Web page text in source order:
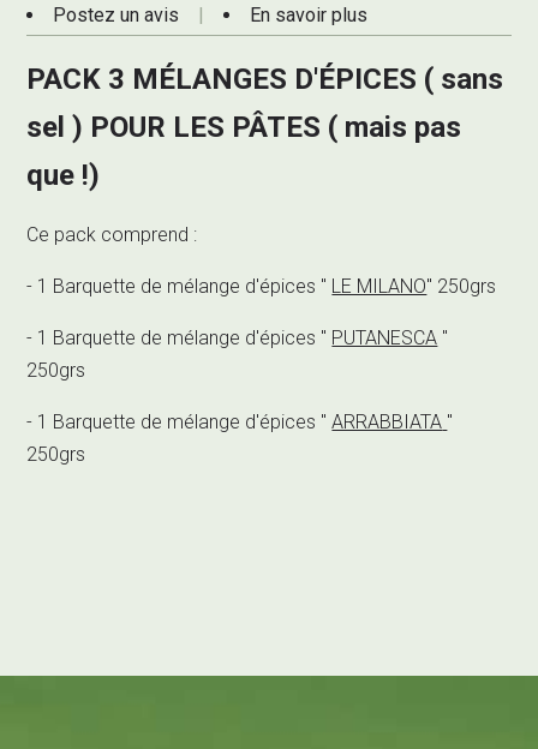
Postez un avis
En savoir plus
PACK 3 MÉLANGES D'ÉPICES ( sans
sel ) POUR LES PÂTES ( mais pas
que !)
Ce pack comprend :
- 1 Barquette de mélange d'épices " LE MILANO" 250grs
- 1 Barquette de mélange d'épices " PUTANESCA "
250grs
- 1 Barquette de mélange d'épices "ARRABBIATA "
250grs